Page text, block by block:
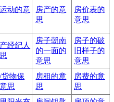
动的意
房产的意
思
房价表的
意思
经纪人
房子朝南
的一面的
意思
房子的破
旧样子的
意思
货物保
思
房租的意
思
房费的意
思